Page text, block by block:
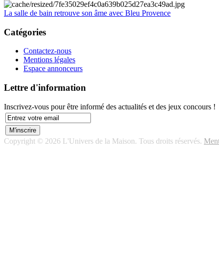
La salle de bain retrouve son âme avec Bleu Provence
Catégories
Contactez-nous
Mentions légales
Espace annonceurs
Lettre d'information
Inscrivez-vous pour être informé des actualités et des jeux concours !
Copyright © 2026 L'Univers de la Maison. Tous droits réservés.